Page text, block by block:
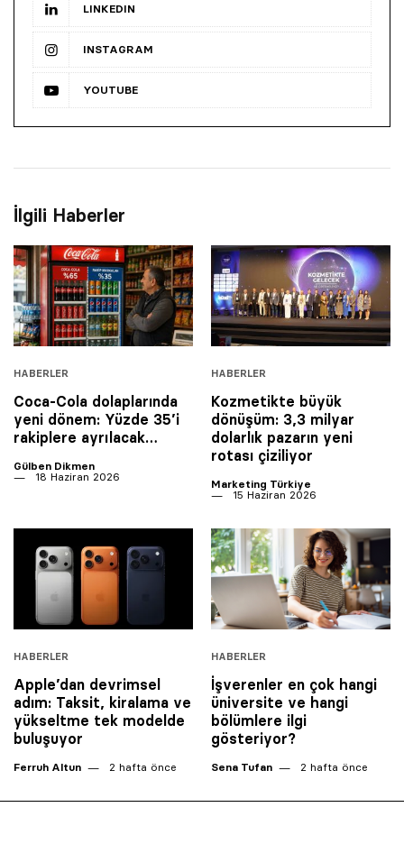
LINKEDIN
INSTAGRAM
YOUTUBE
İlgili Haberler
HABERLER
Coca-Cola dolaplarında
yeni dönem: Yüzde 35’i
rakiplere ayrılacak…
Gülben Dikmen
18 Haziran 2026
HABERLER
Kozmetikte büyük
dönüşüm: 3,3 milyar
dolarlık pazarın yeni
rotası çiziliyor
Marketing Türkiye
15 Haziran 2026
HABERLER
Apple’dan devrimsel
adım: Taksit, kiralama ve
yükseltme tek modelde
buluşuyor
Ferruh Altun 2 hafta önce
HABERLER
İşverenler en çok hangi
üniversite ve hangi
bölümlere ilgi
gösteriyor?
Sena Tufan 2 hafta önce